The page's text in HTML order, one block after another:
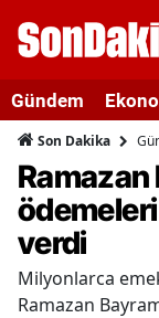
Gündem
Son Dakika
Ramazan
ödemeleri
verdi
Milyonlarca
Ramazan